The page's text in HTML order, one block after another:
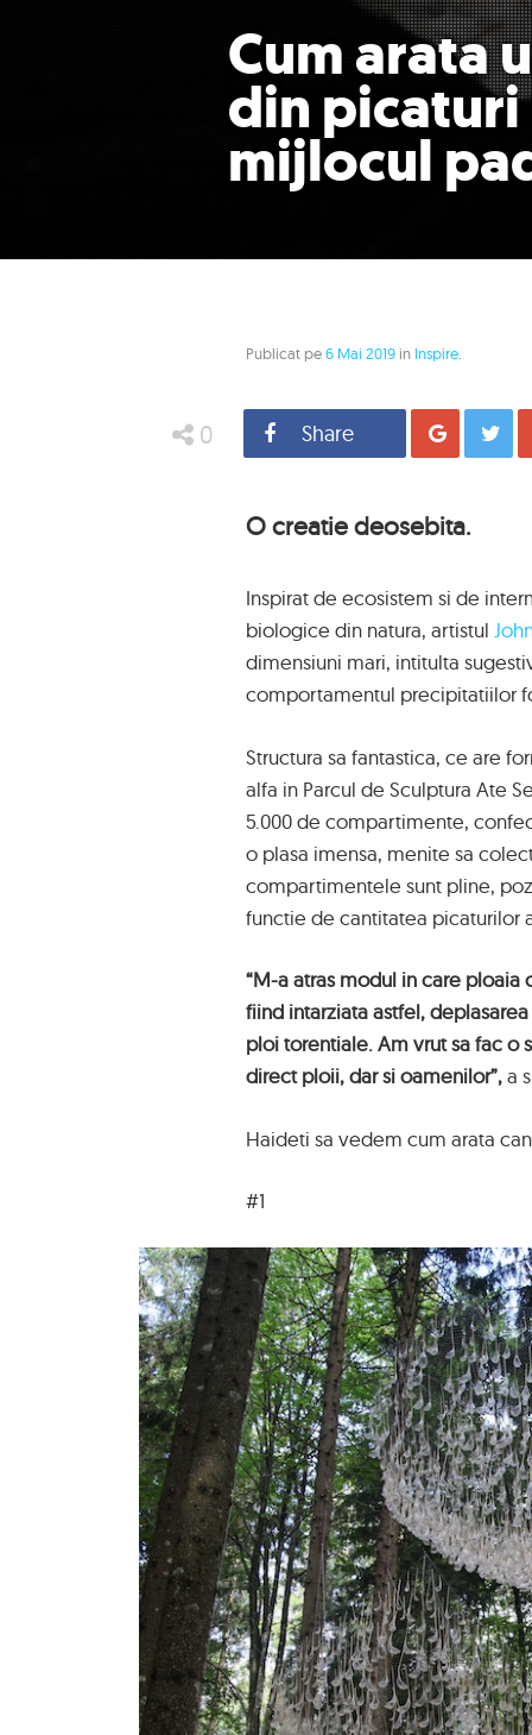
Cum arata
din
mijlocul
Publicat pe6 Mai 2019 in Inspire
0 Share
O creatie deosebita.
Inspirat de ecosistem si de
biologice din natura, artistul
dimensiuni mari, intitulta
comportamentul precipitatiilor
Structura sa fantastica, ce are
alfa in Parcul de Sculptura Ate
5.000 de compartimente,
o plasa imensa, menite sa
compartimentele sunt pline,
functie de cantitatea picaturilor
“M-a atras modul in care
fiind intarziata astfel,
ploi torentiale. Am vrut sa fac o
direct ploii, dar si oamenilor”,a
Haideti sa vedem cum arata
#1